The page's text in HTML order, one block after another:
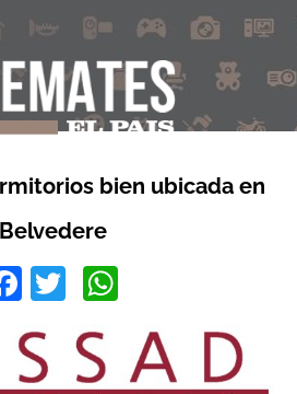
bien ubicada en
Belvedere
Facebook
Twitter